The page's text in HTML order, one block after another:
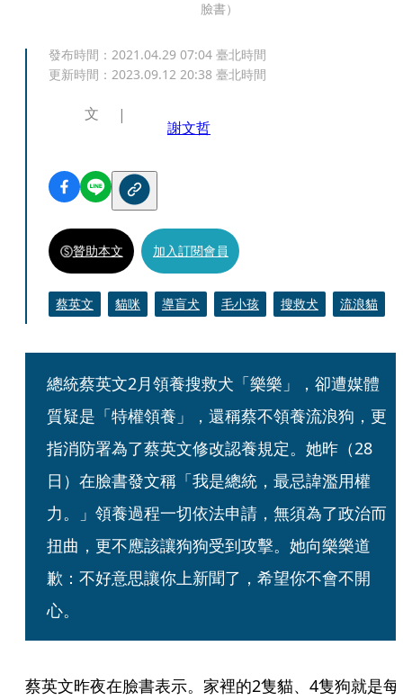
臉書）
發布時間： 2021.04.29 07:04 臺北時間
更新時間： 2023.09.12 20:38 臺北時間
文
謝文哲
贊助本文 加入訂閱會員
蔡英文 貓咪 導盲犬 毛小孩 搜救犬 流浪貓
總統蔡英文2月領養搜救犬「樂樂」，卻遭媒體
質疑是「特權領養」，還稱蔡不領養流浪狗，更
指消防署為了蔡英文修改認養規定。她昨（28
日）在臉書發文稱「我是總統，最忌諱濫用權
力。」領養過程一切依法申請，無須為了政治而
扭曲，更不應該讓狗狗受到攻擊。她向樂樂道
歉：不好意思讓你上新聞了，希望你不會不開
心。
蔡英文昨夜在臉書表示。家裡的2隻貓、4隻狗就是每